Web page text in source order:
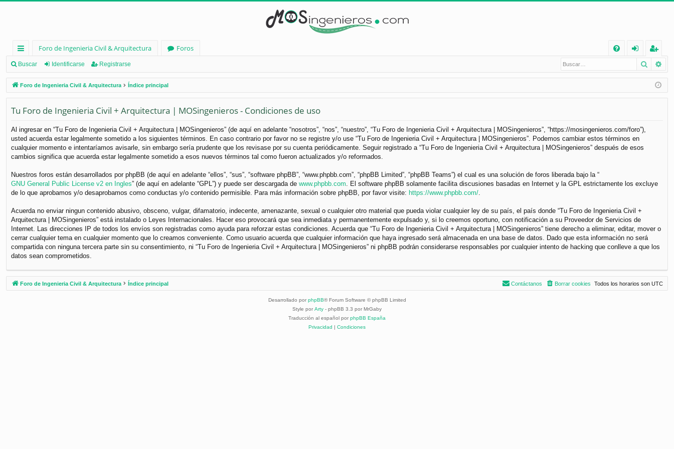
nl
ac
es
rá
pi
d
os
Foro de Ingenieria Civil & Arquitectura
Foros
Q
nt
ifi
e
eg
ist
ra
Buscar Identificarse Registrarse Buscar
Foro de Ingenieria Civil & Arquitectura Índice principal
Tu Foro de Ingenieria Civil + Arquitectura | MOSingenieros - Condiciones de uso
Al ingresar en “Tu Foro de Ingenieria Civil + Arquitectura | MOSingenieros” (de aquí en adelante “nosotros”, “nos”, “nuestro”, “Tu Foro de Ingenieria Civil + Arquitectura | MOSingenieros”, “https://mosingenieros.com/foro”),
usted acuerda estar legalmente sometido a los siguientes términos. En caso contrario por favor no se registre y/o use “Tu Foro de Ingenieria Civil + Arquitectura | MOSingenieros”. Podemos cambiar estos términos en
cualquier momento e intentaríamos avisarle, sin embargo sería prudente que los revisase por su cuenta periódicamente. Seguir registrado a “Tu Foro de Ingenieria Civil + Arquitectura | MOSingenieros” después de esos
cambios significa que acuerda estar legalmente sometido a esos nuevos términos tal como fueron actualizados y/o reformados.
Nuestros foros están desarrollados por phpBB (de aquí en adelante “ellos”, “sus”, “software phpBB”, “www.phpbb.com”, “phpBB Limited”, “phpBB Teams”) el cual es una solución de foros liberada bajo la “
GNU General Public License v2 en Ingles” (de aquí en adelante “GPL”) y puede ser descargada de www.phpbb.com . El software phpBB solamente facilita discusiones basadas en Internet y la GPL estrictamente los excluye
de lo que aprobamos y/o desaprobamos como conductas y/o contenido permisible. Para más información sobre phpBB, por favor visite: https://www.phpbb.com/
Acuerda no enviar ningun contenido abusivo, obsceno, vulgar, difamatorio, indecente, amenazante, sexual o cualquier otro material que pueda violar cualquier ley de su país, el país donde “Tu Foro de Ingenieria Civil +
Arquitectura | MOSingenieros” está instalado o Leyes Internacionales. Hacer eso provocará que sea inmediata y permanentemente expulsado y, si lo creemos oportuno, con notificación a su Proveedor de Servicios de
Internet. Las direcciones IP de todos los envíos son registradas como ayuda para reforzar estas condiciones. Acuerda que “Tu Foro de Ingenieria Civil + Arquitectura | MOSingenieros” tiene derecho a eliminar, editar, mover o
cerrar cualquier tema en cualquier momento que lo creamos conveniente. Como usuario acuerda que cualquier información que haya ingresado será almacenada en una base de datos. Dado que esta información no será
compartida con ninguna tercera parte sin su consentimiento, ni “Tu Foro de Ingenieria Civil + Arquitectura | MOSingenieros” ni phpBB podrán considerarse responsables por cualquier intento de hacking que conlleve a que los
datos sean comprometidos.
Foro de Ingenieria Civil & Arquitectura Índice principal Todos los horarios son UTC
Borrar cookies
Contáctanos
Desarrollado por phpBB® Forum Software © phpBB Limited
Style por Arty - phpBB 3.3 por MrGaby
Traducción al español por phpBB España
Privacidad | Condiciones